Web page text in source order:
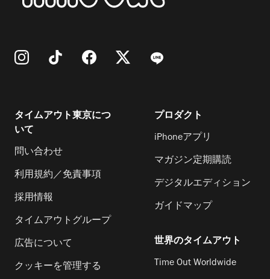
タイムアウト東京につ
いて
問い合わせ
利用規約／免責事項
採用情報
タイムアウトグループ
広告について
クッキーを管理する
プロダクト
iPhoneアプリ
マガジン定期購読
デジタルエディション
ガイドマップ
世界のタイムアウト
Time Out Worldwide